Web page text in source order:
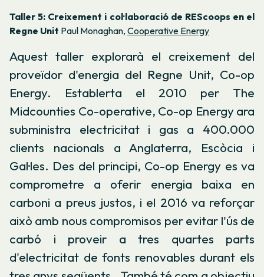
Taller 5: Creixement i col·laboració de REScoops en el
Regne Unit Paul Monaghan, Cooperative Energy
Aquest taller explorarà el creixement del
proveïdor d'energia del Regne Unit, Co-op
Energy. Establerta el 2010 per The
Midcounties Co-operative, Co-op Energy ara
subministra electricitat i gas a 400.000
clients nacionals a Anglaterra, Escòcia i
Gal·les. Des del principi, Co-op Energy es va
comprometre a oferir energia baixa en
carboni a preus justos, i el 2016 va reforçar
això amb nous compromisos per evitar l'ús de
carbó i proveir a tres quartes parts
d'electricitat de fonts renovables durant els